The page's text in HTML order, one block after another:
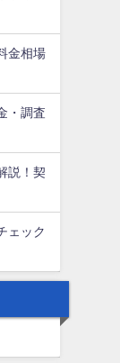
金相場
・調査
説！契
ェック